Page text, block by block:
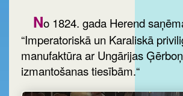
No 1824. gada Herend
“Imperatoriskā un Karaliskā
manufaktūra ar Ungārijas
izmantošanas tiesībām.“